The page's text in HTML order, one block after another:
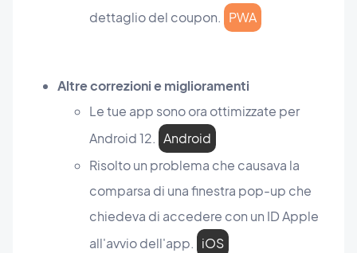
dettaglio del coupon. PWA
Altre correzioni e miglioramenti
Le tue app sono ora ottimizzate per
Android 12. Android
Risolto un problema che causava la
comparsa di una finestra pop-up che
chiedeva di accedere con un ID Apple
all'avvio dell'app. iOS